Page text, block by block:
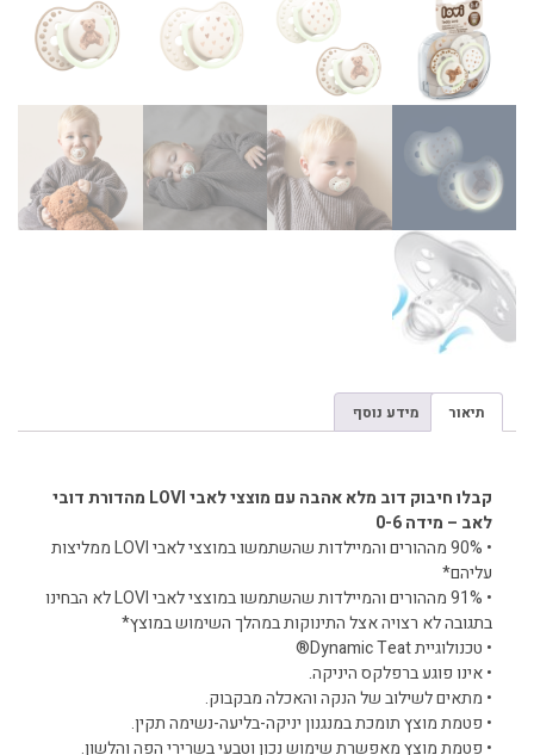
תיאור מידע נוסף
קבלו חיבוק דוב מלא אהבה עם מוצצי לאבי LOVI מהדורת דובי
לאב – מידה 0-6
• 90% מההורים והמיילדות שהשתמשו במוצצי לאבי LOVI ממליצות
עליהם*
• 91% מההורים והמיילדות שהשתמשו במוצצי לאבי LOVI לא הבחינו
בתגובה לא רצויה אצל התינוקות במהלך השימוש במוצץ*
• טכנולוגיית Dynamic Teat®
• אינו פוגע ברפלקס היניקה.
• מתאים לשילוב של הנקה והאכלה מבקבוק.
• פטמת מוצץ תומכת במנגנון יניקה-בליעה-נשימה תקין.
• פטמת מוצץ מאפשרת שימוש נכון וטבעי בשרירי הפה והלשון.